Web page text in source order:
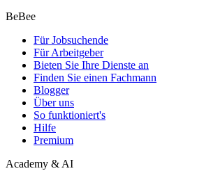
BeBee
Für Jobsuchende
Für Arbeitgeber
Bieten Sie Ihre Dienste an
Finden Sie einen Fachmann
Blogger
Über uns
So funktioniert's
Hilfe
Premium
Academy & AI